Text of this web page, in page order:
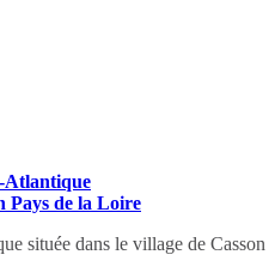
Atlantique
Pays de la Loire
située dans le village de Casson